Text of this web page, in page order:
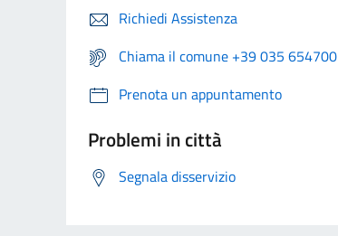
Richiedi Assistenza
Chiama il comune +39 035 654700
Prenota un appuntamento
Problemi in città
Segnala disservizio